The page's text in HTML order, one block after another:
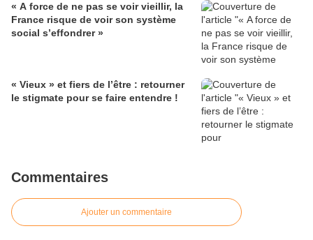
« A force de ne pas se voir vieillir, la
France risque de voir son système
social s’effondrer »
« Vieux » et fiers de l’être : retourner
le stigmate pour se faire entendre !
Commentaires
Ajouter un commentaire